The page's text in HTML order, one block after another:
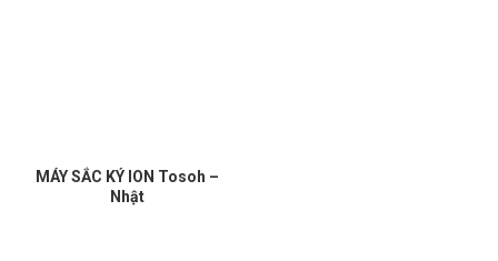
MÁY SẮC KÝ ION Tosoh –
Nhật